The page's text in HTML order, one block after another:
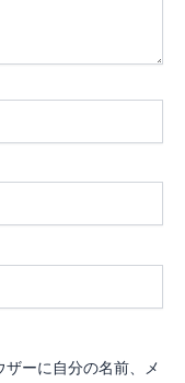
ーに自分の名前、メ